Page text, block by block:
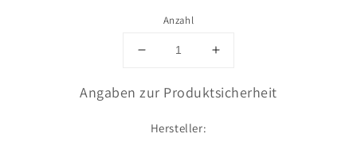
Anzahl
Verringere
Menge
Montage
Erhöhe
Menge
Angaben zur Produktsicherheit
Hersteller: